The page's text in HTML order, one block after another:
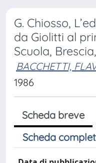
G. Chiosso,
da Giolitti al
Scuola,
BACCHETTI,
1986
Scheda breve
Scheda